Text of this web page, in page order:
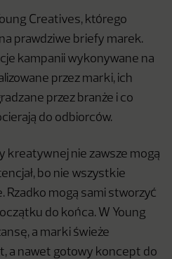
Creatives, którego
prawdziwe briefy marek.
kampanii wykonywane na
przez marki, ich
przez branże i co
do odbiorców.
kreatywnej nie zawsze mogą
bo nie wszystkie
Rzadko mogą sami stworzyć
do końca. W Young
a marki świeże
a nawet gotowy koncept do